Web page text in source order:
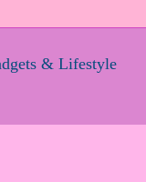
& Lifestyle